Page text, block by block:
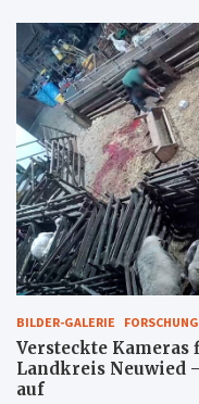
BILDER-GALERIE FORSCHUNG
Versteckte
Landkreis Neuwied
auf